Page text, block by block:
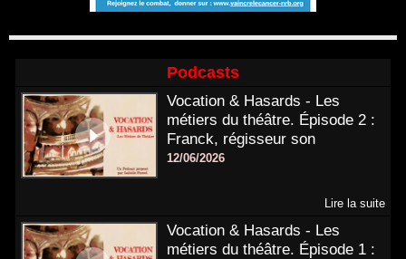
Podcasts
Vocation & Hasards - Les
métiers du théâtre. Épisode 2 :
Franck, régisseur son
12/06/2026
Lire la suite
Vocation & Hasards - Les
métiers du théâtre. Épisode 1 :